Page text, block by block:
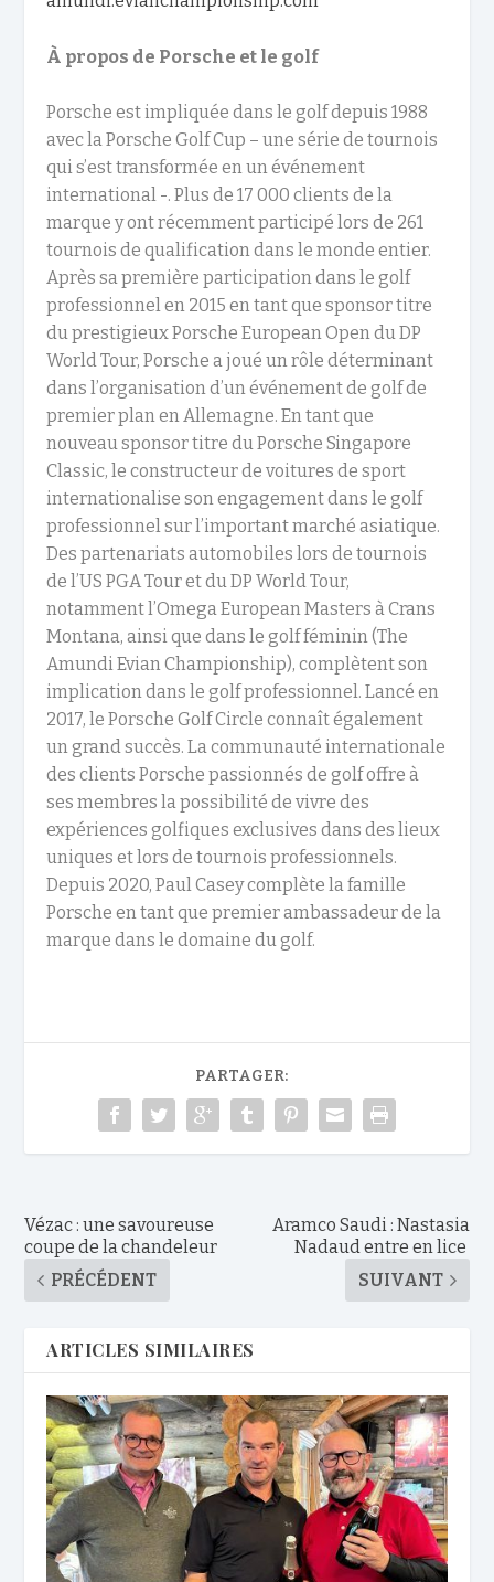
À propos de Porsche et le golf
Porsche est impliquée dans le golf depuis 1988
avec la Porsche Golf Cup – une série de tournois
qui s’est transformée en un événement
international -. Plus de 17 000 clients de la
marque y ont récemment participé lors de 261
tournois de qualification dans le monde entier.
Après sa première participation dans le golf
professionnel en 2015 en tant que sponsor titre
du prestigieux Porsche European Open du DP
World Tour, Porsche a joué un rôle déterminant
dans l’organisation d’un événement de golf de
premier plan en Allemagne. En tant que
nouveau sponsor titre du Porsche Singapore
Classic, le constructeur de voitures de sport
internationalise son engagement dans le golf
professionnel sur l’important marché asiatique.
Des partenariats automobiles lors de tournois
de l’US PGA Tour et du DP World Tour,
notamment l’Omega European Masters à Crans
Montana, ainsi que dans le golf féminin (The
Amundi Evian Championship), complètent son
implication dans le golf professionnel. Lancé en
2017, le Porsche Golf Circle connaît également
un grand succès. La communauté internationale
des clients Porsche passionnés de golf offre à
ses membres la possibilité de vivre des
expériences golfiques exclusives dans des lieux
uniques et lors de tournois professionnels.
Depuis 2020, Paul Casey complète la famille
Porsche en tant que premier ambassadeur de la
marque dans le domaine du golf.
PARTAGER:
Vézac : une savoureuse
coupe de la chandeleur
PRÉCÉDENT
Aramco Saudi : Nastasia
Nadaud entre en lice
SUIVANT
ARTICLES SIMILAIRES